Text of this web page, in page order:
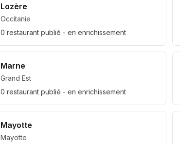
Lozère
Occitanie
0 restaurantpublié - en enrichissement
Marne
Grand Est
0 restaurantpublié - en enrichissement
Mayotte
Mayotte